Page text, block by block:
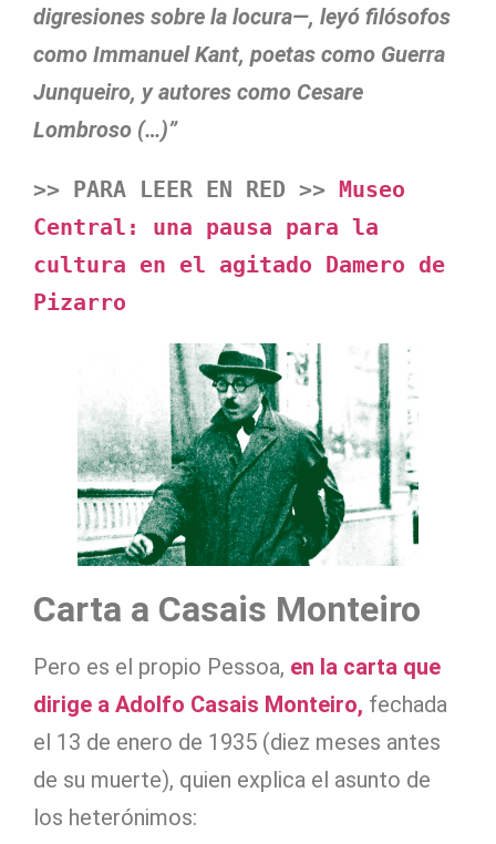
digresiones sobre la locura—, leyó filósofos
como Immanuel Kant, poetas como Guerra
Junqueiro, y autores como Cesare
Lombroso (…)”
>> PARA LEER EN RED >> Museo
Central: una pausa para la
cultura en el agitado Damero de
Pizarro
Carta a Casais Monteiro
Pero es el propio Pessoa, en la carta que
dirige a Adolfo Casais Monteiro, fechada
el 13 de enero de 1935 (diez meses antes
de su muerte), quien explica el asunto de
los heterónimos: